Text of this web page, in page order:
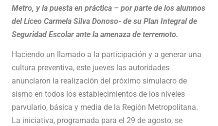
Metro, y la puesta en práctica – por parte de los alumnos
del Liceo Carmela Silva Donoso- de su Plan Integral de
Seguridad Escolar ante la amenaza de terremoto.
Haciendo un llamado a la participación y a generar una
cultura preventiva, este jueves las autoridades
anunciaron la realización del próximo simulacro de
sismo en todos los establecimientos de los niveles
parvulario, básica y media de la Región Metropolitana.
La iniciativa, programada para el 29 de agosto, se